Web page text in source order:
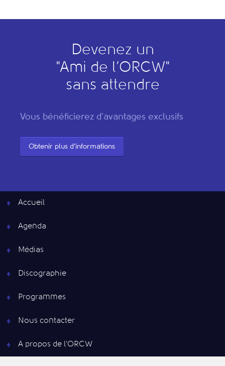
Devenez un
"Ami de l’ORCW"
sans attendre
Vous bénéficierez d'avantages exclusifs
Obtenir plus d'informations
Accueil
Agenda
Médias
Discographie
Programmes
Nous contacter
A propos de l’ORCW